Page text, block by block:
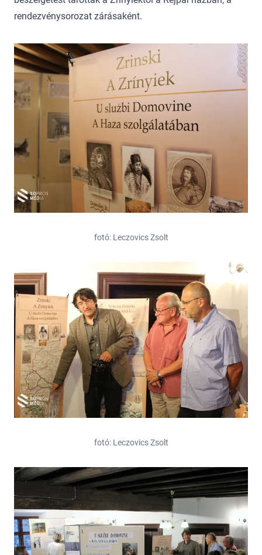
rendezvénysorozat zárásaként.
fotó: Leczovics Zsolt
fotó: Leczovics Zsolt